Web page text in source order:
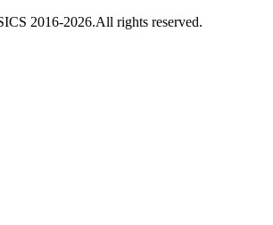
2016-2026.All rights reserved.